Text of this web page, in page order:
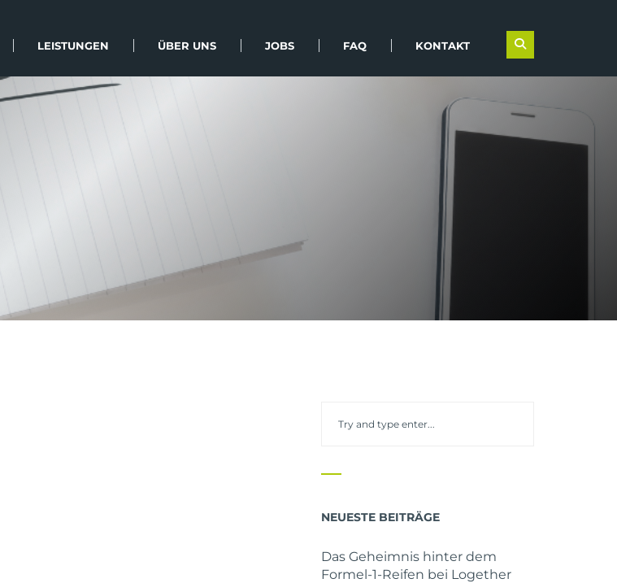
LEISTUNGEN ÜBER UNS JOBS FAQ KONTAKT
NEUESTE BEITRÄGE
Das Geheimnis hinter dem
Formel-1-Reifen bei Logether